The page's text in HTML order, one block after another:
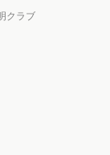
クラブ